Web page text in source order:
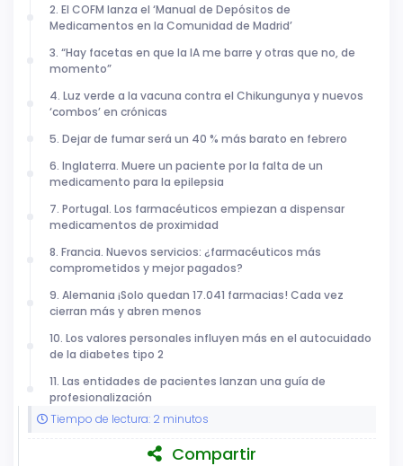
2. El COFM lanza el ‘Manual de Depósitos de
Medicamentos en la Comunidad de Madrid’
3. “Hay facetas en que la IA me barre y otras que no, de
momento”
4. Luz verde a la vacuna contra el Chikungunya y nuevos
‘combos’ en crónicas
5. Dejar de fumar será un 40 % más barato en febrero
6. Inglaterra. Muere un paciente por la falta de un
medicamento para la epilepsia
7. Portugal. Los farmacéuticos empiezan a dispensar
medicamentos de proximidad
8. Francia. Nuevos servicios: ¿farmacéuticos más
comprometidos y mejor pagados?
9. Alemania ¡Solo quedan 17.041 farmacias! Cada vez
cierran más y abren menos
10. Los valores personales influyen más en el autocuidado
de la diabetes tipo 2
11. Las entidades de pacientes lanzan una guía de
profesionalización
Tiempo de lectura: 2 minutos
Compartir